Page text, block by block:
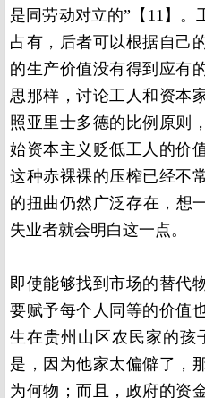
是同劳动对立的”【 11】 。
占有，后者可以根据自己
的生产价值没有得到应有
思那样，讨论工人和资本
照亚里士多德的比例原则
始资本主义贬低工人的价
这种赤裸裸的压榨已经不
的扭曲仍然广泛存在，想
失业者就会明白这一点。
即使能够找到市场的替代
要赋予每个人同等的价值
生在贵州山区农民家的孩
是，因为他家太偏僻了，
为何物；而且，政府的资